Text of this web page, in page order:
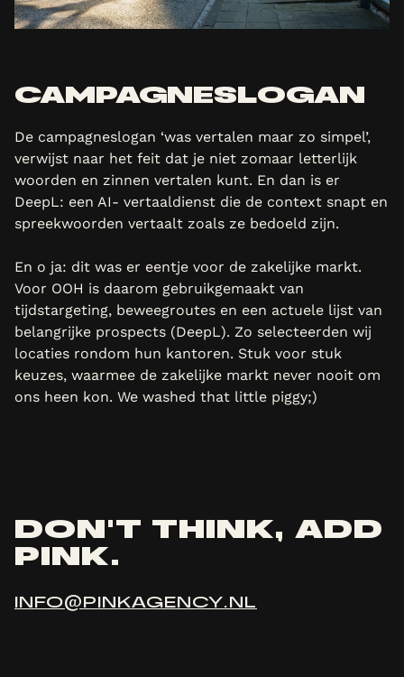
CAMPAGNESLOGAN
De campagneslogan ‘was vertalen maar zo simpel’,
verwijst naar het feit dat je niet zomaar letterlijk
woorden en zinnen vertalen kunt. En dan is er
DeepL: een AI- vertaaldienst die de context snapt en
spreekwoorden vertaalt zoals ze bedoeld zijn.
En o ja: dit was er eentje voor de zakelijke markt.
Voor OOH is daarom gebruikgemaakt van
tijdstargeting, beweegroutes en een actuele lijst van
belangrijke prospects (DeepL). Zo selecteerden wij
locaties rondom hun kantoren. Stuk voor stuk
keuzes, waarmee de zakelijke markt never nooit om
ons heen kon. We washed that little piggy;)
DON'T THINK, ADD
PINK.
INFO@PINKAGENCY.NL